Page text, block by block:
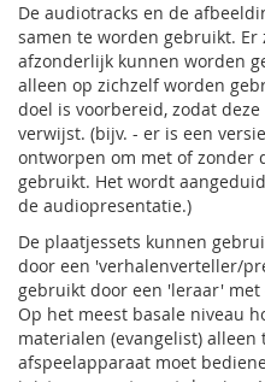
De audiotracks en de
samen te worden gebruikt.
afzonderlijk kunnen worden
alleen op zichzelf worden
doel is voorbereid, zodat
verwijst. (bijv. - er is een
ontworpen om met of zonder
gebruikt. Het wordt
de audiopresentatie.)
De plaatjessets kunnen
door een 'verhalenverteller/
gebruikt door een 'leraar'
Op het meest basale niveau
materialen (evangelist)
afspeelapparaat moet